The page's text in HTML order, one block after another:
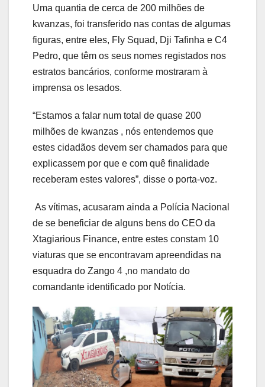
Uma quantia de cerca de 200 milhões de
kwanzas, foi transferido nas contas de algumas
figuras, entre eles, Fly Squad, Dji Tafinha e C4
Pedro, que têm os seus nomes registados nos
estratos bancários, conforme mostraram à
imprensa os lesados.
“Estamos a falar num total de quase 200
milhões de kwanzas , nós entendemos que
estes cidadãos devem ser chamados para que
explicassem por que e com quê finalidade
receberam estes valores”, disse o porta-voz.
As vítimas, acusaram ainda a Polícia Nacional
de se beneficiar de alguns bens do CEO da
Xtagiarious Finance, entre estes constam 10
viaturas que se encontravam apreendidas na
esquadra do Zango 4 ,no mandato do
comandante identificado por Notícia.